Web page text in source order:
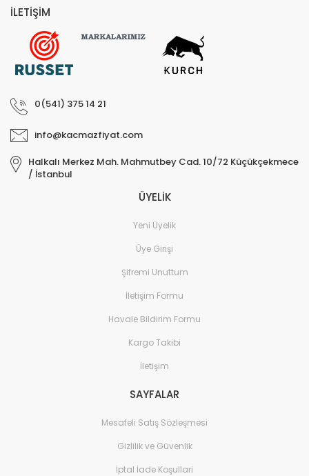
İLETİŞİM
0(541) 375 14 21
info@kacmazfiyat.com
Halkalı Merkez Mah. Mahmutbey Cad. 10/72 Küçükçekmece
/ İstanbul
ÜYELİK
Yeni Üyelik
Üye Girişi
Şifremi Unuttum
İletişim Formu
Havale Bildirim Formu
Kargo Takibi
İletişim
SAYFALAR
Mesafeli Satış Sözleşmesi
Gizlilik ve Güvenlik
İptal İade Koşullari